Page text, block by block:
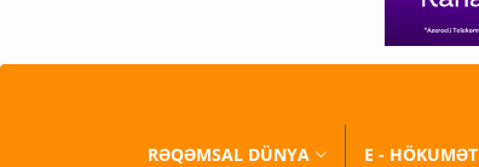
RƏQƏMSAL DÜNYA E - HÖKUMƏT